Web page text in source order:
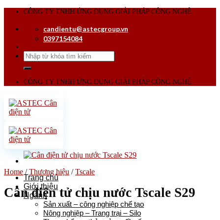
Skip
content
CÔNG TY TNHH ỨNG DỤNG GIẢI PHÁP CÔNG NGHỆ
candientu@astecgroup.vn
0397154084
Search
for:
CÔNG TY TNHH ỨNG DỤNG GIẢI PHÁP CÔNG NGHỆ
Trang chủ
Giới thiệu
Ngành
Sản xuất – công nghiệp chế tạo
Nông nghiệp – Trang trại – Silo
Home / Thương hiệu / Tscale
Cân điện tử chịu nước Tscale S29